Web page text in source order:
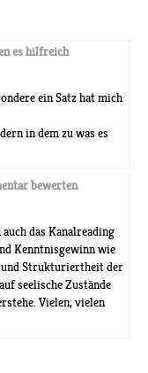
es hilfreich
ein Satz hat mich
in dem zu was es
bewerten
das Kanalreading
Kenntnisgewinn wie
Strukturiertheit der
seelische Zustände
Vielen, vielen